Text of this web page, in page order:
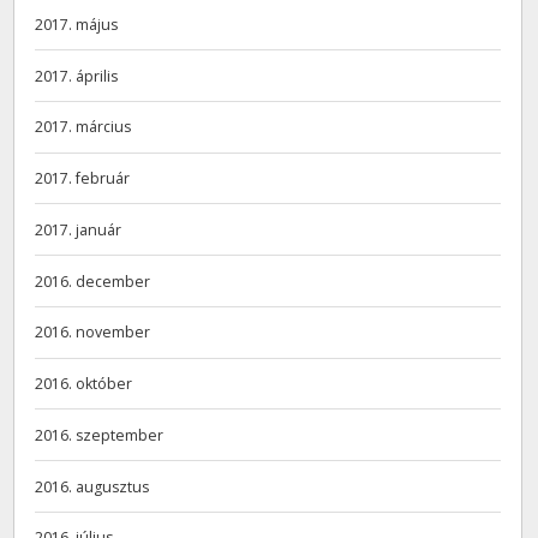
2017. május
2017. április
2017. március
2017. február
2017. január
2016. december
2016. november
2016. október
2016. szeptember
2016. augusztus